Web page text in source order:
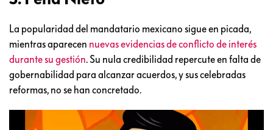
La popularidad del mandatario mexicano sigue en picada,
mientras aparecen nuevas evidencias de conflicto de interés
durante su gestión. Su nula credibilidad repercute en falta de
gobernabilidad para alcanzar acuerdos, y sus celebradas
reformas, no se han concretado.